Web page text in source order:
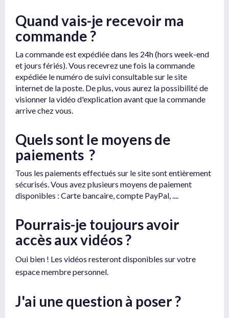
Quand vais-je recevoir ma
commande ?
La commande est expédiée dans les 24h (hors week-end
et jours fériés). Vous recevrez une fois la commande
expédiée le numéro de suivi consultable sur le site
internet de la poste. De plus, vous aurez la possibilité de
visionner la vidéo d'explication avant que la commande
arrive chez vous.
Quels sont le moyens de
paiements ?
Tous les paiements effectués sur le site sont entièrement
sécurisés. Vous avez plusieurs moyens de paiement
disponibles : Carte bancaire, compte PayPal, ....
Pourrais-je toujours avoir
accès aux vidéos ?
Oui bien ! Les vidéos resteront disponibles sur votre
espace membre personnel.
J'ai une question à poser ?